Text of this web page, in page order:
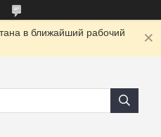
в ближайший рабочий